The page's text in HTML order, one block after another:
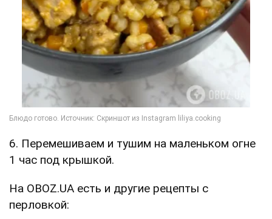
6. Перемешиваем и тушим на маленьком огне
1 час под крышкой.
На OBOZ.UA есть и другие рецепты с
перловкой: